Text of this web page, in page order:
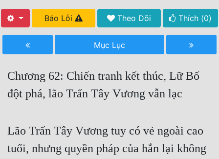
Truyện Convert
Truyện Dịch
Báo Lỗi Theo Dõi Thích (0)
Mục Lục
Chương 62: Chiến tranh kết thúc, Lữ Bố
đột phá, lão Trấn Tây Vương vẫn lạc
Lão Trấn Tây Vương tuy có vẻ ngoài cao
tuổi, nhưng quyền pháp của hắn lại không